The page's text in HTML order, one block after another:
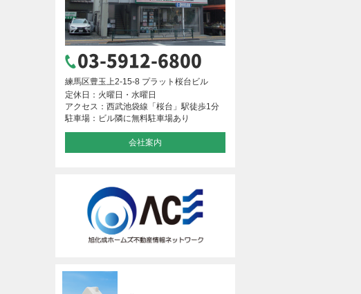
03-5912-6800
練馬区豊玉上2-15-8 プラット桜台ビル
定休日：火曜日・水曜日
アクセス：西武池袋線「桜台」駅徒歩1分
駐車場：ビル隣に無料駐車場あり
会社案内